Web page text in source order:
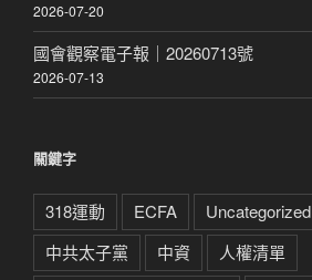
2026-07-20
國會觀察電子報｜20260713號
2026-07-13
關鍵字
318運動 ECFA Uncategorized
中共太子黨
中資
人權清單